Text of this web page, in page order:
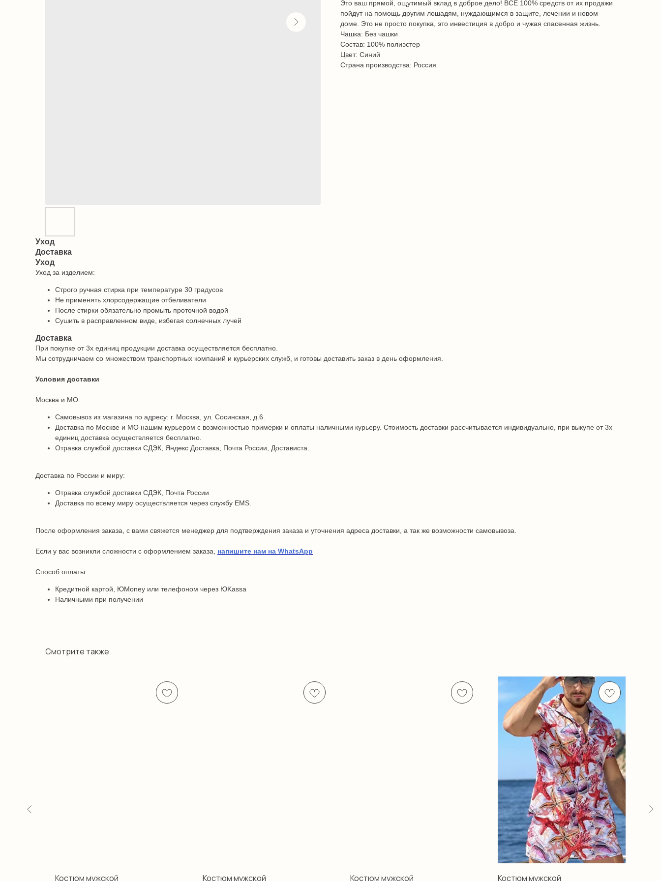
Это ваш прямой, ощутимый вклад в доброе дело! ВСЕ 100% средств от их продажи
пойдут на помощь другим лошадям, нуждающимся в защите, лечении и новом
доме. Это не просто покупка, это инвестиция в добро и чужая спасенная жизнь.
Чашка: Без чашки
Состав: 100% полиэстер
Цвет: Синий
Страна производства: Россия
Уход
Доставка
Уход
Уход за изделием:
Строго ручная стирка при температуре 30 градусов
Не применять хлорсодержащие отбеливатели
После стирки обязательно промыть проточной водой
Сушить в расправленном виде, избегая солнечных лучей
Доставка
При покупке от 3х единиц продукции доставка осуществляется бесплатно.
Мы сотрудничаем со множеством транспортных компаний и курьерских служб, и готовы доставить заказ в день оформления.
Условия доставки
Москва и МО:
Самовывоз из магазина по адресу: г. Москва, ул. Сосинская, д.6.
Доставка по Москве и МО нашим курьером с возможностью примерки и оплаты наличными курьеру. Стоимость доставки рассчитывается индивидуально, при выкупе от 3х
единиц доставка осуществляется бесплатно.
Отравка службой доставки СДЭК, Яндекс Доставка, Почта России, Достависта.
Доставка по России и миру:
Отравка службой доставки СДЭК, Почта России
Доставка по всему миру осуществляется через службу EMS.
После оформления заказа, с вами свяжется менеджер для подтверждения заказа и уточнения адреса доставки, а так же возможности самовывоза.
Если у вас возникли сложности с оформлением заказа, напишите нам на WhatsApp
Способ оплаты:
Кредитной картой, ЮMoney или телефоном через ЮKassa
Наличными при получении
Смотрите также
Костюм мужской Костюм мужской Костюм мужской Костюм мужской